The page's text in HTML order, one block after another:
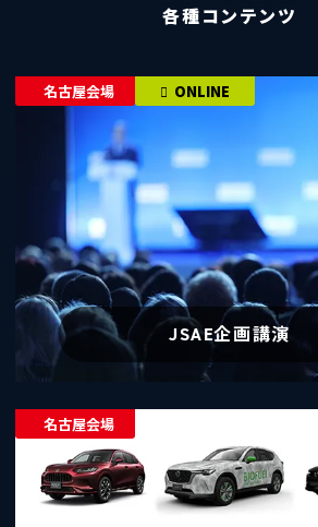
各種コンテンツ
JSAE企画講演
名古屋会場 ONLINE
名古屋会場